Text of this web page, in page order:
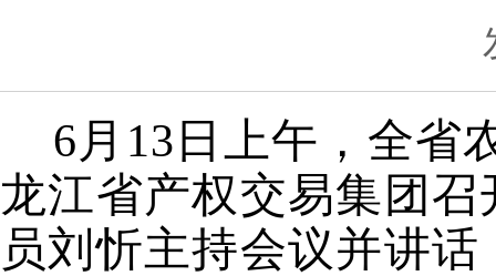
6 月 13 日上午，全省
龙江省产权交易集团
员刘忻主持会议并讲